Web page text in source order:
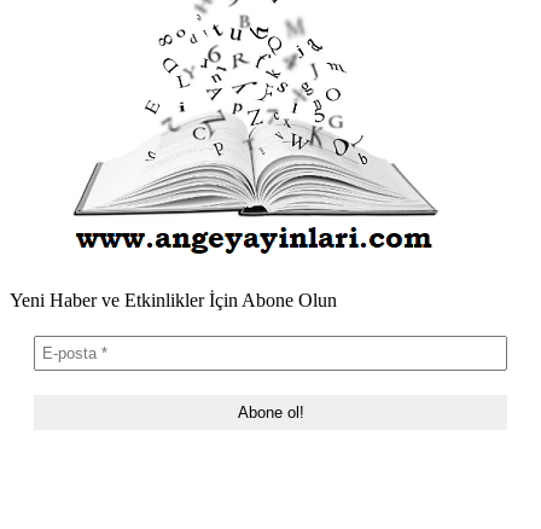
Yeni Haber ve Etkinlikler İçin Abone Olun